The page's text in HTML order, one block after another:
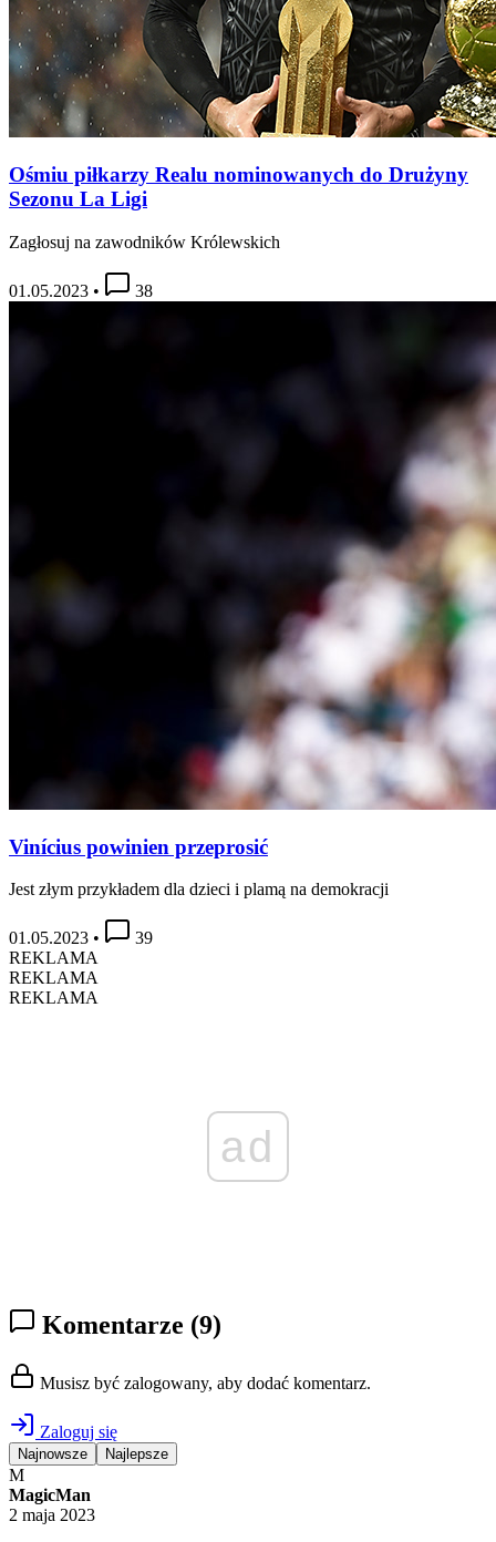
Ośmiu piłkarzy Realu nominowanych do Drużyny
Sezonu La Ligi
Zagłosuj na zawodników Królewskich
01.05.2023 • 38
Vinícius powinien przeprosić
Jest złym przykładem dla dzieci i plamą na demokracji
01.05.2023 •
39
REKLAMA
REKLAMA
REKLAMA
ad
Komentarze (9)
Musisz być zalogowany, aby dodać komentarz.
Zaloguj się
Najnowsze Najlepsze
M
MagicMan
2 maja 2023